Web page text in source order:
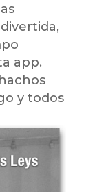
app.
y todos